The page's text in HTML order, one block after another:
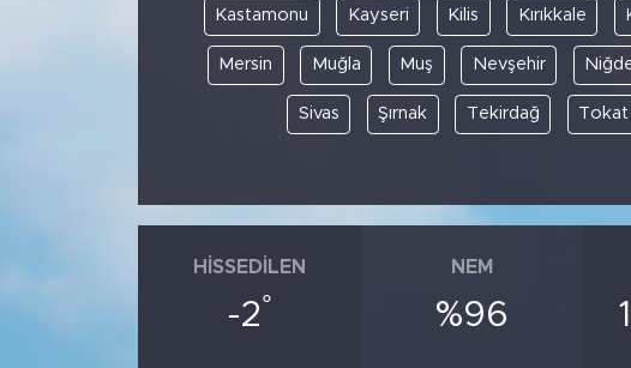
Kastamonu Kayseri Kilis Kırıkkale
Mersin Muğla Muş Nevşehir
Sivas Şırnak Tekirdağ Tokat
HISSEDILEN
-2°
NEM
%96